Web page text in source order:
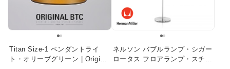
Titan Size-1 ペンダントライ
ト・オリーブグリーン | Original
ネルソン バブルランプ・シガー
ロータス フロアランプ・スチー